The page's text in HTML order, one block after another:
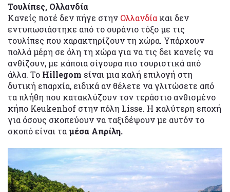
Τουλίπες, Ολλανδία
Κανείς ποτέ δεν πήγε στην Ολλανδία και δεν
εντυπωσιάστηκε από το ουράνιο τόξο με τις
τουλίπες που χαρακτηρίζουν τη χώρα. Υπάρχουν
πολλά μέρη σε όλη τη χώρα για να τις δει κανείς να
ανθίζουν, με κάποια σίγουρα πιο τουριστικά από
άλλα. Το Hillegom είναι μια καλή επιλογή στη
δυτική επαρχία, ειδικά αν θέλετε να γλιτώσετε από
τα πλήθη που κατακλύζουν τον τεράστιο ανθισμένο
κήπο Keukenhof στην πόλη Lisse. Η καλύτερη εποχή
για όσους σκοπεύουν να ταξιδέψουν με αυτόν το
σκοπό είναι ταμέσα Απρίλη.